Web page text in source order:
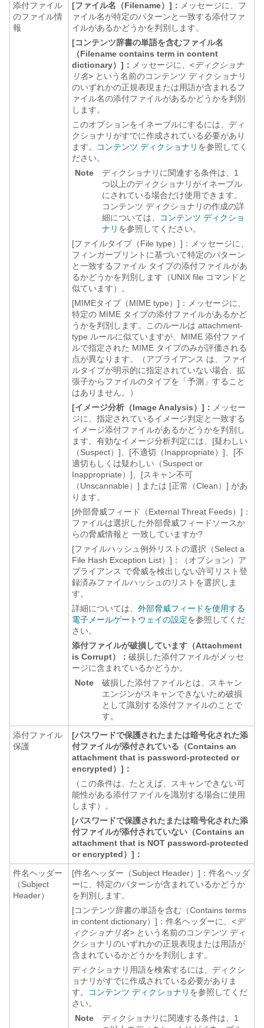
添付ファイル
のファイル情
報
[ファイル名（Filename）]： メッセージに、フ
ァイル名が特定のパターンと一致する添付ファ
イルがあるかどうかを判別します。
[コンテンツ辞書の単語を含むファイル名
（Filename contains term in content
dictionary）]： メッセージに、<ディクショナ
リ名> という名前のコンテンツ ディクショナリ
のいずれかの正規表現または用語が含まれるフ
ァイル名の添付ファイルがあるかどうかを判別
します。
このオプションをイネーブルにするには、ディ
クショナリがすでに作成されている必要があり
ます。
コンテンツ ディクショナリ を参照してく
ださい。
Note
ディクショナリに関連する条件は、1
つ以上のディクショナリがイネーブル
にされている場合だけ使用できます。
コンテンツ ディクショナリの作成の詳
細については、
コンテンツ ディクショ
ナリ を参照してください。
[ファイルタイプ（File type）]：
メッセージに、
フィンガープリントに基づいて特定のパターン
と一致するファイル タイプの添付ファイルがあ
るかどうかを判別します（UNIX file コマンドと
似ています）。
[MIMEタイプ（MIME type）]：
メッセージに、
特定の MIME タイプの添付ファイルがあるかど
うかを判別します。このルールは attachment-
type ルールに似ていますが、MIME 添付ファイ
ルで指定された MIME タイプのみが評価される
点が異なります。（アプライアンス は、ファイ
ルタイプが明示的に指定されていない場合、拡
張子からファイルのタイプを「予測」すること
はありません。）
[イメージ分析（Image Analysis）]： メッセー
ジに、指定されているイメージ判定と一致する
イメージ添付ファイルがあるかどうかを判別し
ます。有効なイメージ分析判定には、[疑わしい
（Suspect）]、[不適切（Inappropriate）]、[不
適切もしくは疑わしい（Suspect or
Inappropriate）]、[スキャン不可
（Unscannable）] または [正常（Clean）] があ
ります。
[外部脅威フィード（External Threat Feeds）] ：
ファイルは選択した外部脅威フィードソースか
らの脅威情報と 一致していますか?
[ファイルハッシュ例外リストの選択（Select a
File Hash Exception List）]：（オプション） ア
プライアンス で脅威を検出しない許可リスト登
録済みファイルハッシュのリストを選択しま
す。
詳細については、 外部脅威フィードを使用する
電子メールゲートウェイの設定を参照してくだ
さい。
添付ファイルが破損しています（Attachment
is Corrupt）： 破損した添付ファイルがメッセ
ージに含まれているかどうか。
Note
破損した添付ファイルとは、スキャン
エンジンがスキャンできないため破損
として識別する添付ファイルのことで
す。
添付ファイル
保護
[パスワードで保護されたまたは暗号化された添
付ファイルが添付されている（Contains an
attachment that is password-protected or
encrypted）]：
（この条件は、たとえば、スキャンできない可
能性がある添付ファイルを識別する場合に使用
します）。
[パスワードで保護されたまたは暗号化された添
付ファイルが添付されていない（Contains an
attachment that is NOT password-protected
or encrypted）]：
件名ヘッダー
（Subject
Header）
[件名ヘッダー（Subject Header）]：件名ヘッダ
ーに、特定のパターンが含まれているかどうか
を判別します。
[コンテンツ辞書の単語を含む（Contains terms
in content dictionary）]：件名ヘッダーに、<デ
ィクショナリ名> という名前のコンテンツ ディ
クショナリのいずれかの正規表現または用語が
含まれているかどうかを判別します。
ディクショナリ用語を検索するには、ディクシ
ョナリがすでに作成されている必要がありま
す。
コンテンツ ディクショナリ を参照してくだ
さい。
Note
ディクショナリに関連する条件は、1